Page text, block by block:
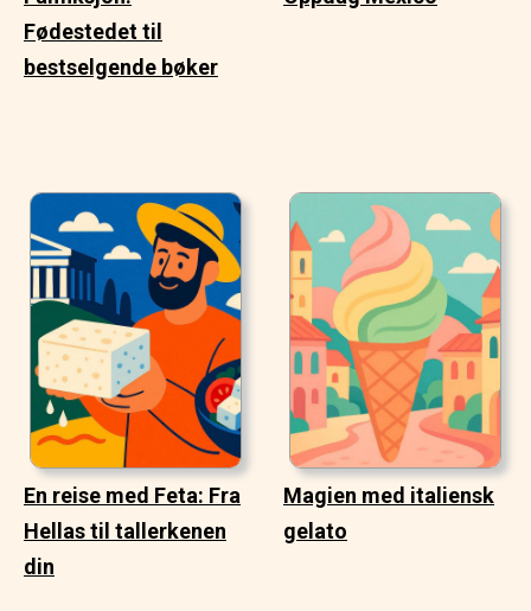
Fødestedet til
bestselgende bøker
En reise med Feta: Fra
Hellas til tallerkenen
din
Magien med italiensk
gelato